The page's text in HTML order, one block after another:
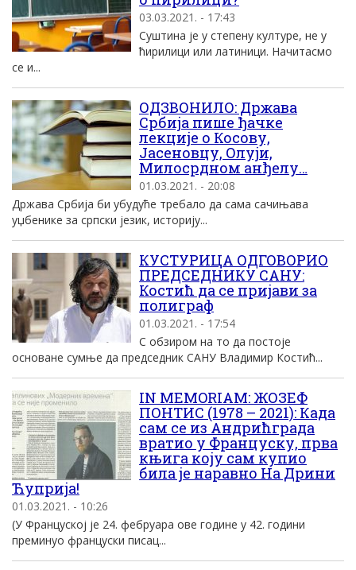
03.03.2021. - 17:43
Суштина је у степену културе, не у
ћирилици или латиници. Начитасмо
се и...
ОДЗВОНИЛО: Држава
Србија пише ђачке
лекције о Косову,
Јасеновцу, Олуји,
Милосрдном анђелу…
01.03.2021. - 20:08
Држава Србија би убудуће требало да сама сачињава
уџбенике за српски језик, историју...
КУСТУРИЦА ОДГОВОРИО
ПРЕДСЕДНИКУ САНУ:
Костић да се пријави за
полиграф
01.03.2021. - 17:54
С обзиром на то да постоје
основане сумње да председник САНУ Владимир Костић...
IN MEMORIAM: ЖОЗЕФ
ПОНТИС (1978 – 2021): Када
сам се из Андрићграда
вратио у Француску, прва
књига коју сам купио
била је наравно На Дрини
Ћуприја!
01.03.2021. - 10:26
(У Француској је 24. фебруара ове године у 42. години
преминуо француски писац...